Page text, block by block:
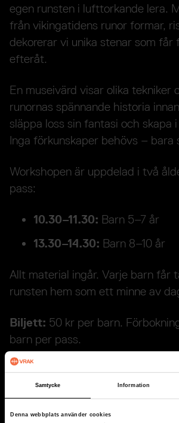
Samtycke Information
Denna webbplats använder cookies
egen runsten i lufttorkande lera.
från vikingatidens runor formar,
dekorerar vi unika stenar som får
efteråt.
En museivärd visar olika tekniker
runornas spännande historia
släppa loss sin fantasi och skapa
Inga förkunskaper behövs – bara
Workshopen är uppdelad i två
pass:
10.30–11.30: Barn 5–7 år
13.30–14.30: Barn 8–10 år
Allt material ingår. Varje barn får
runsten hem som ett minne av
Biljett: 50 kr per barn.
barn per pass.
BOKA PLATS
Information